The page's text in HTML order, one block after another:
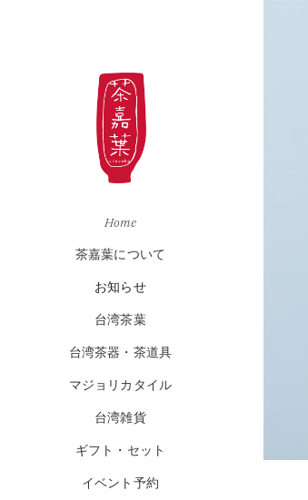
Home
茶嘉葉について
お知らせ
台湾茶葉
台湾茶器・茶道具
マジョリカタイル
台湾雑貨
ギフト・セット
イベント予約